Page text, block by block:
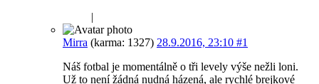
|
Mirra (karma: 1327) 28.9.2016, 23:10 #1
Náš fotbal je momentálně o tři levely výše nežli loni.
Už to není žádná nudná házená, ale rychlé brejkové